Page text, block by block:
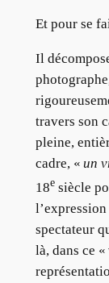
Et pour se
Il
travers son
pleine,
cadre, « un
18e siècle
spectateur
là, dans ce